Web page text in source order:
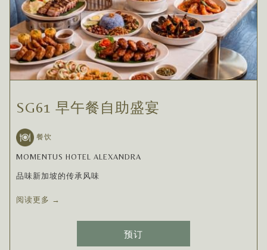
SG61 早午餐自助盛宴
餐饮
MOMENTUS HOTEL ALEXANDRA
品味新加坡的传承风味
阅读更多
预订